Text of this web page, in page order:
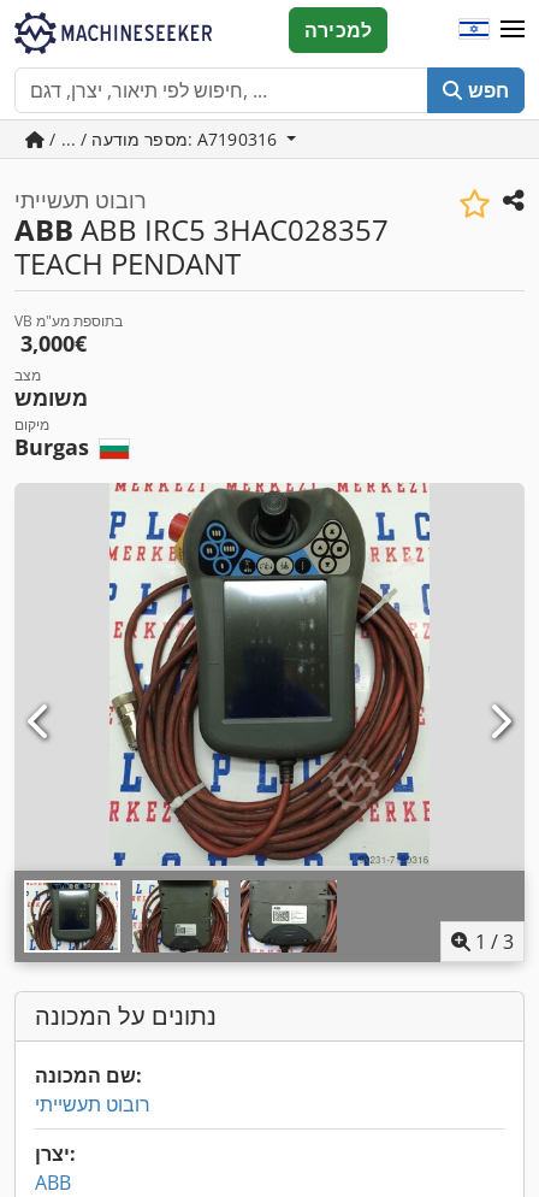
חפש
למכירה
/ ... / מספר מודעה: A7190316
רובוט תעשייתי
ABB ABB IRC5 3HAC028357
TEACH PENDANT
VB בתוספת מע"מ
‏3,000 ‏€
מצב
משומש
מיקום
Burgas
1 /3
נתונים על המכונה
שם המכונה:
רובוט תעשייתי
יצרן:
ABB